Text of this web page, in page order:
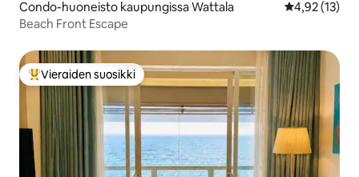
Condo-huoneisto kaupungissa Wattala
4,92 (13)
Beach Front Escape
Vieraiden suosikkien parhaimmistoa
Vieraiden suosikki